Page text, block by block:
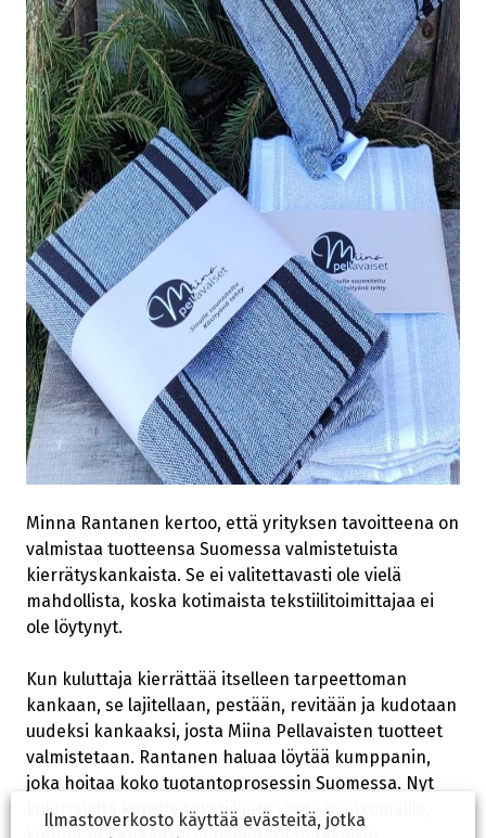
Minna Rantanen kertoo, että yrityksen tavoitteena on
valmistaa tuotteensa Suomessa valmistetuista
kierrätyskankaista. Se ei valitettavasti ole vielä
mahdollista, koska kotimaista tekstiilitoimittajaa ei
ole löytynyt.
Kun kuluttaja kierrättää itselleen tarpeettoman
kankaan, se lajitellaan, pestään, revitään ja kudotaan
uudeksi kankaaksi, josta Miina Pellavaisten tuotteet
valmistetaan. Rantanen haluaa löytää kumppanin,
joka hoitaa koko tuotantoprosessin Suomessa. Nyt
kuluttajalta kerätty tekstiilijäte viedään ulkomaille,
Ilmastoverkosto käyttää evästeitä, jotka